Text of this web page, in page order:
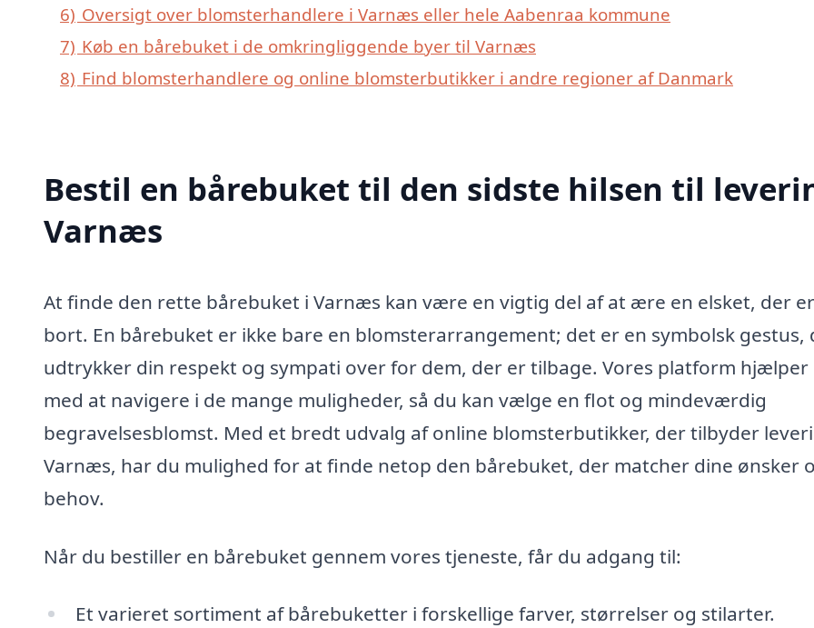
6) Oversigt over blomsterhandlere i Varnæs eller hele Aabenraa kommune
7) Køb en bårebuket i de omkringliggende byer til Varnæs
8) Find blomsterhandlere og online blomsterbutikker i andre regioner af Danmark
Bestil en bårebuket til den sidste hilsen til
Varnæs
At finde den rette bårebuket i Varnæs kan være en vigtig del af at ære en elsket, der
bort. En bårebuket er ikke bare en blomsterarrangement; det er en symbolsk gestus,
udtrykker din respekt og sympati over for dem, der er tilbage. Vores platform hjælper
med at navigere i de mange muligheder, så du kan vælge en flot og mindeværdig
begravelsesblomst. Med et bredt udvalg af online blomsterbutikker, der tilbyder
Varnæs, har du mulighed for at finde netop den bårebuket, der matcher dine ønsker
behov.
Når du bestiller en bårebuket gennem vores tjeneste, får du adgang til:
Et varieret sortiment af bårebuketter i forskellige farver, størrelser og stilarter.